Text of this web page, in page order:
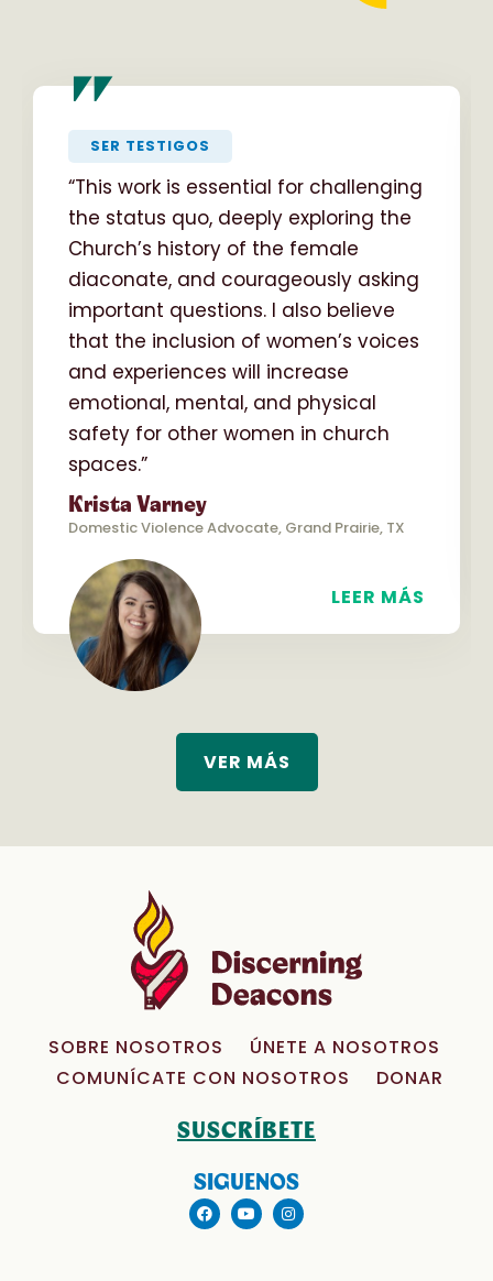
"SER TESTIGOS
“This work is essential for challenging
the status quo, deeply exploring the
Church’s history of the female
diaconate, and courageously asking
important questions. I also believe
that the inclusion of women’s voices
and experiences will increase
emotional, mental, and physical
safety for other women in church
spaces.”
Krista Varney
Domestic Violence Advocate, Grand Prairie, TX
LEER MÁS
VER MÁS
SOBRE NOSOTROS
ÚNETE A NOSOTROS
COMUNÍCATE CON NOSOTROS
DONAR
SUSCRÍBETE
SIGUENOS